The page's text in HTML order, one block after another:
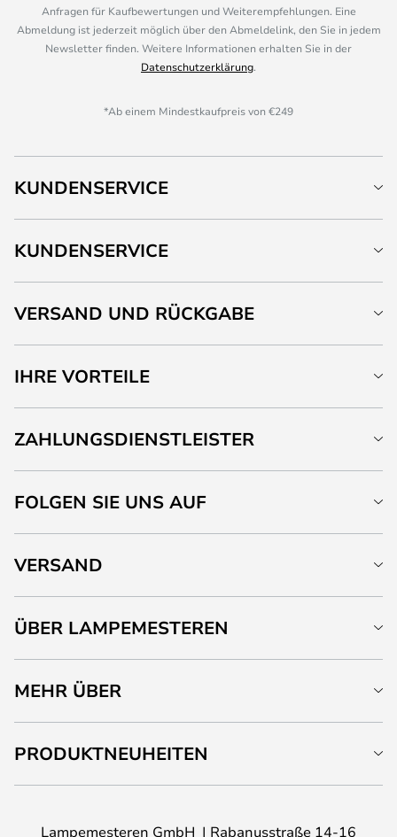
Anfragen für Kaufbewertungen und Weiterempfehlungen. Eine
Abmeldung ist jederzeit möglich über den Abmeldelink, den Sie in jedem
Newsletter finden. Weitere Informationen erhalten Sie in der
Datenschutzerklärung.
*Ab einem Mindestkaufpreis von €249
KUNDENSERVICE
KUNDENSERVICE
VERSAND UND RÜCKGABE
IHRE VORTEILE
ZAHLUNGSDIENSTLEISTER
FOLGEN SIE UNS AUF
VERSAND
ÜBER LAMPEMESTEREN
MEHR ÜBER
PRODUKTNEUHEITEN
Lampemesteren GmbH Rabanusstraße 14-16